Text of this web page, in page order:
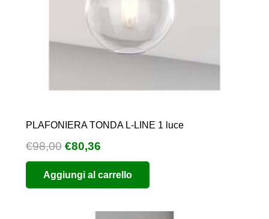
PLAFONIERA TONDA L-LINE 1 luce
€98,00 Il
prezzo
originale
era:
€80,36
prezzo
attuale
è:
Aggiungi al carrello